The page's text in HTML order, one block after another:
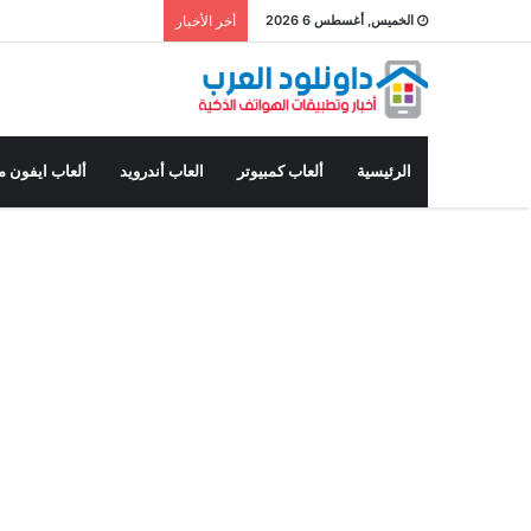
الخميس, أغسطس 6 2026 أخر الأخبار
الرئيسية ألعاب كمبيوتر العاب أندرويد ألعاب ايفون